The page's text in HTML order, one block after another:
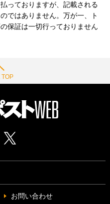
っておりますが、記載される
ではありません。万が一、ト
保証は一切行っておりません
TOP
お問い合わせ